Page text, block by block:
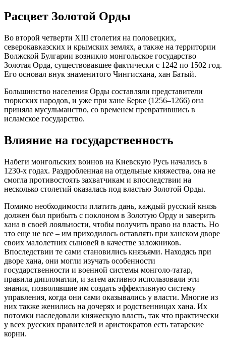
Расцвет Золотой Орды
Во второй четверти XIII столетия на половецких,
северокавказских и крымских землях, а также на территории
Волжской Булгарии возникло монгольское государство
Золотая Орда, существовавшее фактически с 1242 по 1502 год.
Его основал внук знаменитого Чингисхана, хан Батый.
Большинство населения Орды составляли представители
тюркских народов, и уже при хане Берке (1256–1266) она
приняла мусульманство, со временем превратившись в
исламское государство.
Влияние на государственность
Набеги монгольских воинов на Киевскую Русь начались в
1230-х годах. Раздробленная на отдельные княжества, она не
смогла противостоять захватчикам и впоследствии на
несколько столетий оказалась под властью Золотой Орды.
Помимо необходимости платить дань, каждый русский князь
должен был прибыть с поклоном в Золотую Орду и заверить
хана в своей лояльности, чтобы получить право на власть. Но
это еще не все – им приходилось оставлять при ханском дворе
своих малолетних сыновей в качестве заложников.
Впоследствии те сами становились князьями. Находясь при
дворе хана, они могли изучать особенности
государственности и военной системы монголо-татар,
правила дипломатии, и затем активно использовали эти
знания, позволявшие им создать эффективную систему
управления, когда они сами оказывались у власти. Многие из
них также женились на дочерях и родственницах хана. Их
потомки наследовали княжескую власть, так что практически
у всех русских правителей и аристократов есть татарские
корни.